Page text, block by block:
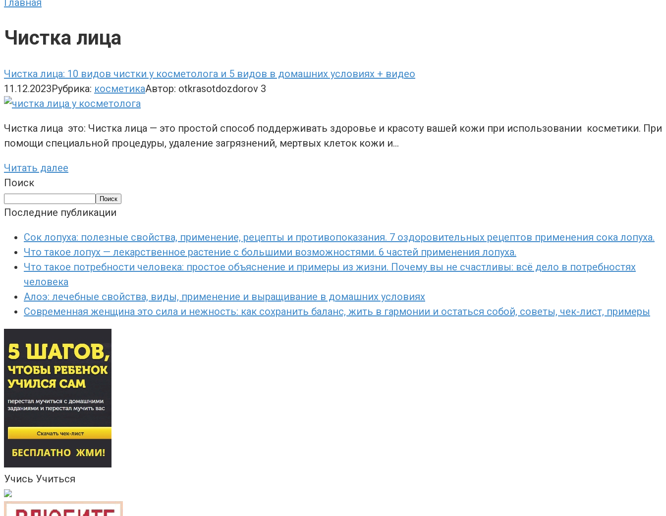
Главная
Чистка лица
Чистка лица: 10 видов чистки у косметолога и 5 видов в домашних условиях + видео
11.12.2023Рубрика: косметикаАвтор: otkrasotdozdorov 3
Чистка лица это: Чистка лица — это простой способ поддерживать здоровье и красоту вашей кожи при использовании косметики. При
помощи специальной процедуры, удаление загрязнений, мертвых клеток кожи и…
Читать далее
Поиск
Поиск
Последние публикации
Сок лопуха: полезные свойства, применение, рецепты и противопоказания. 7 оздоровительных рецептов применения сока лопуха.
Что такое лопух — лекарственное растение с большими возможностями. 6 частей применения лопуха.
Что такое потребности человека: простое объяснение и примеры из жизни. Почему вы не счастливы: всё дело в потребностях
человека
Алоэ: лечебные свойства, виды, применение и выращивание в домашних условиях
Современная женщина это сила и нежность: как сохранить баланс, жить в гармонии и остаться собой, советы, чек-лист, примеры
Учись Учиться